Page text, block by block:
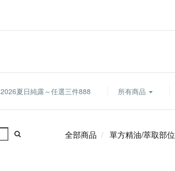
2026夏日純露～任選三件888 所有商品
全部商品 單方精油/萃取部位